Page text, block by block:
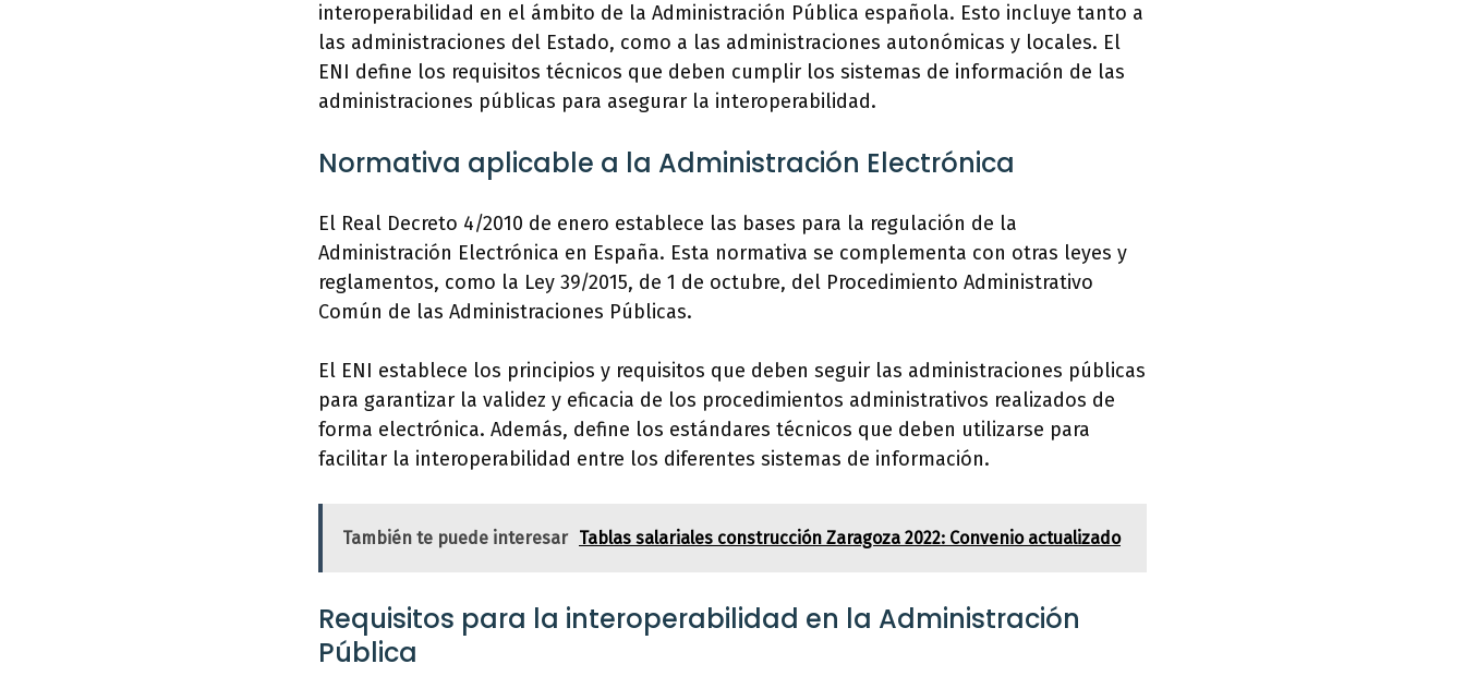
interoperabilidad en el ámbito de la Administración Pública española. Esto incluye tanto a
las administraciones del Estado, como a las administraciones autonómicas y locales. El
ENI define los requisitos técnicos que deben cumplir los sistemas de información de las
administraciones públicas para asegurar la interoperabilidad.
Normativa aplicable a la Administración Electrónica
El Real Decreto 4/2010 de enero establece las bases para la regulación de la
Administración Electrónica en España. Esta normativa se complementa con otras leyes y
reglamentos, como la Ley 39/2015, de 1 de octubre, del Procedimiento Administrativo
Común de las Administraciones Públicas.
El ENI establece los principios y requisitos que deben seguir las administraciones públicas
para garantizar la validez y eficacia de los procedimientos administrativos realizados de
forma electrónica. Además, define los estándares técnicos que deben utilizarse para
facilitar la interoperabilidad entre los diferentes sistemas de información.
También te puede interesar Tablas salariales construcción Zaragoza 2022: Convenio actualizado
Requisitos para la interoperabilidad en la Administración
Pública